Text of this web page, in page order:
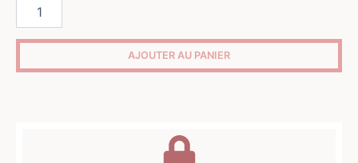
et
AJOUTER AU PANIER